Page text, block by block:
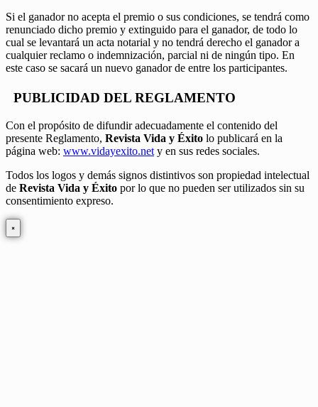
Si el ganador no acepta el premio o sus condiciones, se tendrá como
renunciado dicho premio y extinguido para el ganador, de todo lo
cual se levantará un acta notarial y no tendrá derecho el ganador a
cualquier reclamo o indemnización, parcial ni de ningún tipo. En
este caso se sacará un nuevo ganador de entre los participantes.
PUBLICIDAD DEL REGLAMENTO
Con el propósito de difundir adecuadamente el contenido del
presente Reglamento, Revista Vida y Éxito lo publicará en la
página web: www.vidayexito.net y en sus redes sociales.
Todos los logos y demás signos distintivos son propiedad intelectual
de Revista Vida y Éxito por lo que no pueden ser utilizados sin su
consentimiento expreso.
×